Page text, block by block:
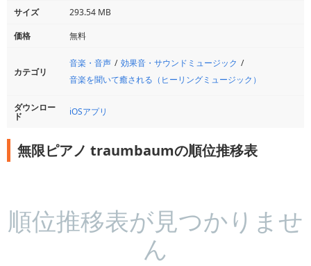
サイズ
293.54 MB
価格
無料
カテゴリ
音楽・音声
効果音・サウンドミュージック
音楽を聞いて癒される（ヒーリングミュージック）
ダウンロー
ド iOSアプリ
無限ピアノ traumbaumの順位推移表
順位推移表が見つかりませ
ん